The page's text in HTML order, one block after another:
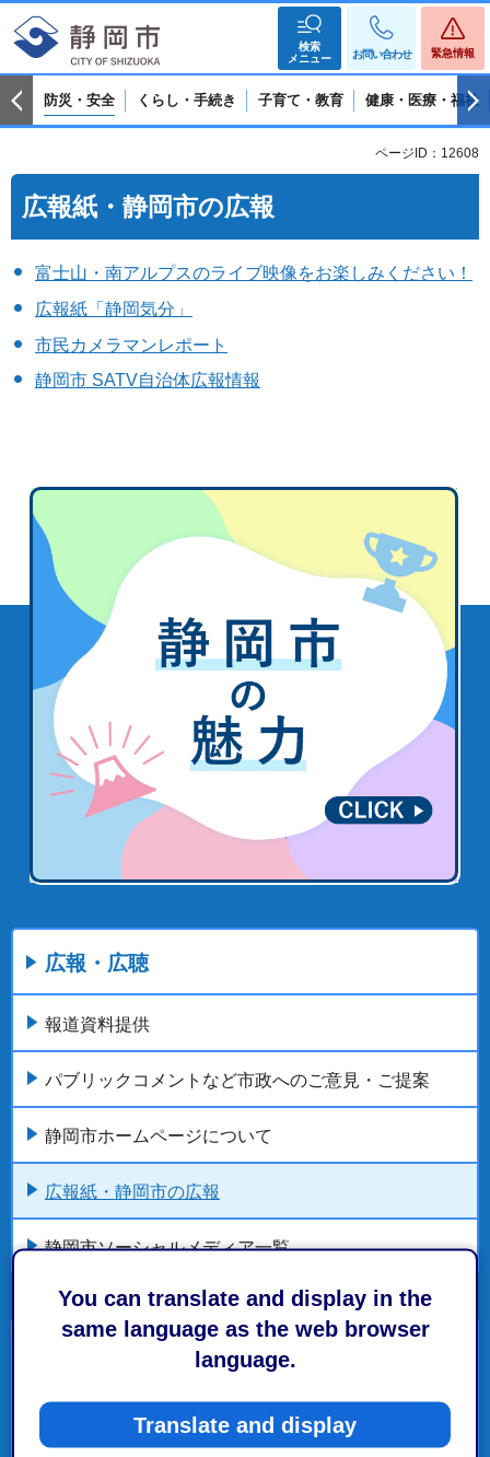
You can translate and display in the
same language as the web browser
language.
Translate and display
検索
メニュー
お問い合わせ 緊急情報
防災・安全 くらし・手続き 子育て・教育 健康・医療・福祉
ページID：12608
広報紙・静岡市の広報
富士山・南アルプスのライブ映像をお楽しみください！
広報紙「静岡気分」
市民カメラマンレポート
静岡市 SATV自治体広報情報
広報・広聴
報道資料提供
パブリックコメントなど市政へのご意見・ご提案
静岡市ホームページについて
広報紙・静岡市の広報
静岡市ソーシャルメディア一覧
こちらの記事も読まれています。
広報紙「静岡気分」